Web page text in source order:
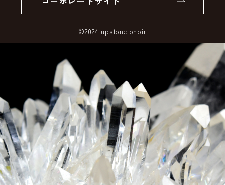
SSLサーバー証明書とは
©2024 upstone onbir